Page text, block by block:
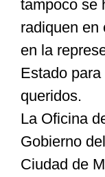
tampoco se
radiquen en
en la
Estado
queridos.
La Oficina
Gobierno
Ciudad de